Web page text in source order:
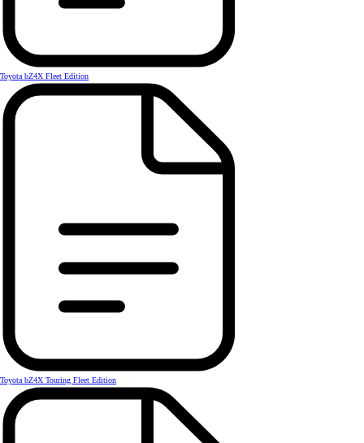
Toyota bZ4X Fleet Edition
Toyota bZ4X Touring Fleet Edition